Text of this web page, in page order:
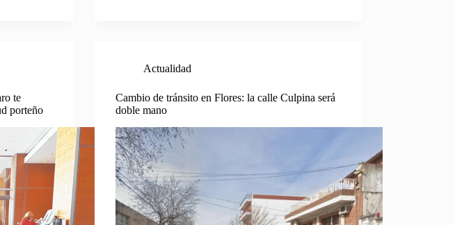
te
porteño
Actualidad
Cambio de tránsito en Flores: la calle Culpina será
doble mano